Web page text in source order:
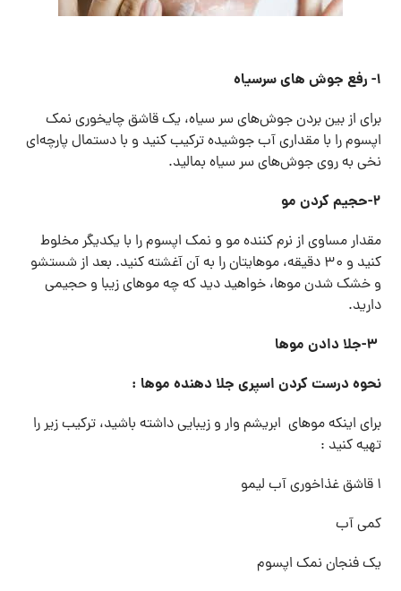
۱- رفع جوش های سرسیاه
برای از بین بردن جوش‌های سر سیاه، یک قاشق چایخوری نمک
اپسوم را با مقداری آب جوشیده ترکیب کنید و با دستمال پارچه‌ای
نخی به روی جوش‌های سر سیاه بمالید.
۲-حجیم کردن مو
مقدار مساوی از نرم کننده مو و نمک اپسوم را با یکدیگر مخلوط
کنید و ۳۰ دقیقه، موهایتان را به آن آغشته کنید. بعد از شستشو
و خشک شدن موها، خواهید دید که چه موهای زیبا و حجیمی
دارید.
نحوه درست کردن اسپری جلا دهنده موها :
برای اینکه موهای ابریشم وار و زیبایی داشته باشید، ترکیب زیر را
تهیه کنید :
۱ قاشق غذاخوری آب لیمو
کمی آب
یک فنجان نمک اپسوم